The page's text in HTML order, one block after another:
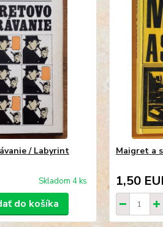
/ Labyrint
Skladom 4 ks
do košíka
Maigret a
1,50